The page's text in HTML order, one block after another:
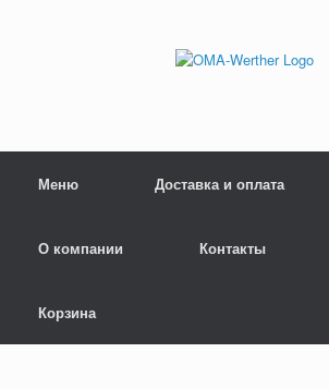
Меню Доставка и оплата
О компании Контакты
Корзина